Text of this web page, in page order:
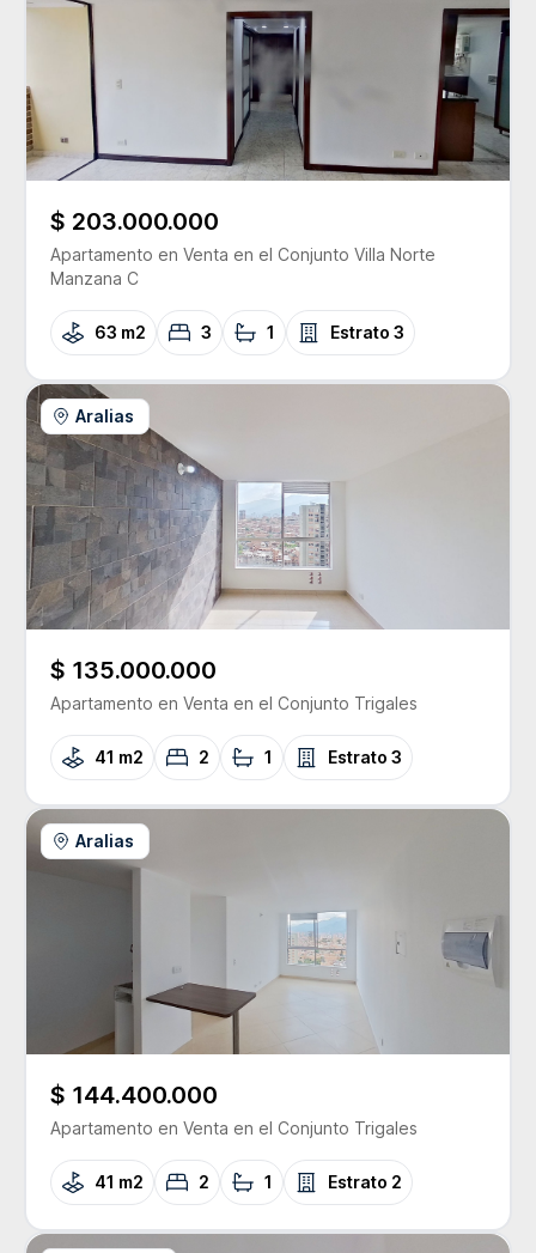
$ 203.000.000
Apartamento en Venta en el Conjunto Villa Norte
Manzana C
63 m2 3 1 Estrato 3
Aralias
$ 135.000.000
Apartamento en Venta en el Conjunto Trigales
41 m2 2 1 Estrato 3
Aralias
$ 144.400.000
Apartamento en Venta en el Conjunto Trigales
41 m2 2 1 Estrato 2